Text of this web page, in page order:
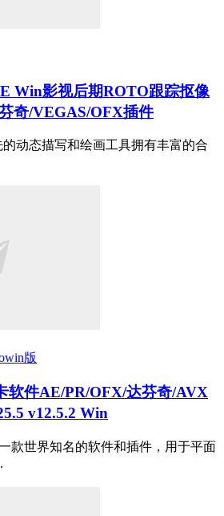
Win影视后期ROTO跟踪抠像
奇/VEGAS/OFX插件
动态描写和绘画工具拥有丰富的合
win版
软件AE/PR/OFX/达芬奇/AVX
v12.5.2 Win
款世界知名的软件和插件，用于平面